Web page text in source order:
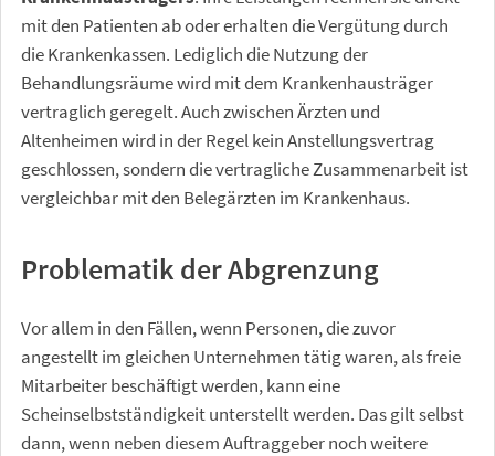
mit den Patienten ab oder erhalten die Vergütung durch
die Krankenkassen. Lediglich die Nutzung der
Behandlungsräume wird mit dem Krankenhausträger
vertraglich geregelt. Auch zwischen Ärzten und
Altenheimen wird in der Regel kein Anstellungsvertrag
geschlossen, sondern die vertragliche Zusammenarbeit ist
vergleichbar mit den Belegärzten im Krankenhaus.
Problematik der Abgrenzung
Vor allem in den Fällen, wenn Personen, die zuvor
angestellt im gleichen Unternehmen tätig waren, als freie
Mitarbeiter beschäftigt werden, kann eine
Scheinselbstständigkeit unterstellt werden. Das gilt selbst
dann, wenn neben diesem Auftraggeber noch weitere